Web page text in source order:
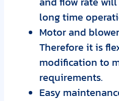
long time
Motor and
Therefore it is
modification to
requirements.
Easy